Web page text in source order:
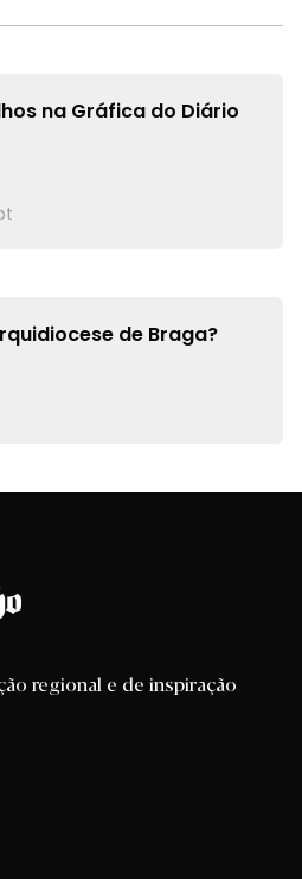
na Gráfica do Diário
de Braga?
regional e de inspiração